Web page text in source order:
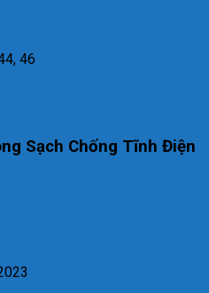
46
Sạch Chống Tĩnh Điện